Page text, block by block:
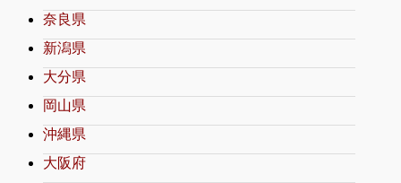
奈良県
新潟県
大分県
岡山県
沖縄県
大阪府